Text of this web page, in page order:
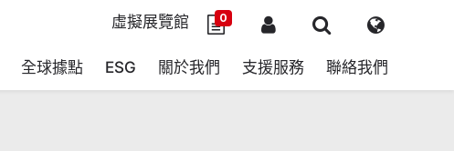
全球據點 ESG 關於我們 支援服務 聯絡我們
0
虛擬展覽館